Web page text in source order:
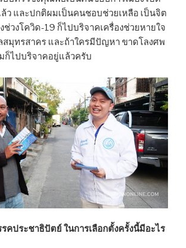
ล้ว และปกติผมเป็นคนชอบช่วยเหลือ เป็นจิต
ช่วงโควิด-19 ก็ไปบริจาคเครื่องช่วยหายใจ
สมุทรสาคร และถ้าใครมีปัญหา ขาดโลงศพ
ก็ไปบริจาคอยู่แล้วครับ
คประชาธิปัตย์ ในการเลือกตั้งครั้งนี้มีอะไร